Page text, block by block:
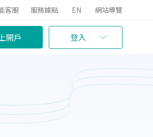
客服 服務據點 EN 網站導覽
開戶 登入